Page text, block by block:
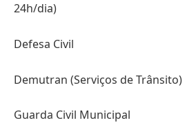
24h/dia)
Defesa Civil
Demutran (Serviços de Trânsito)
Guarda Civil Municipal